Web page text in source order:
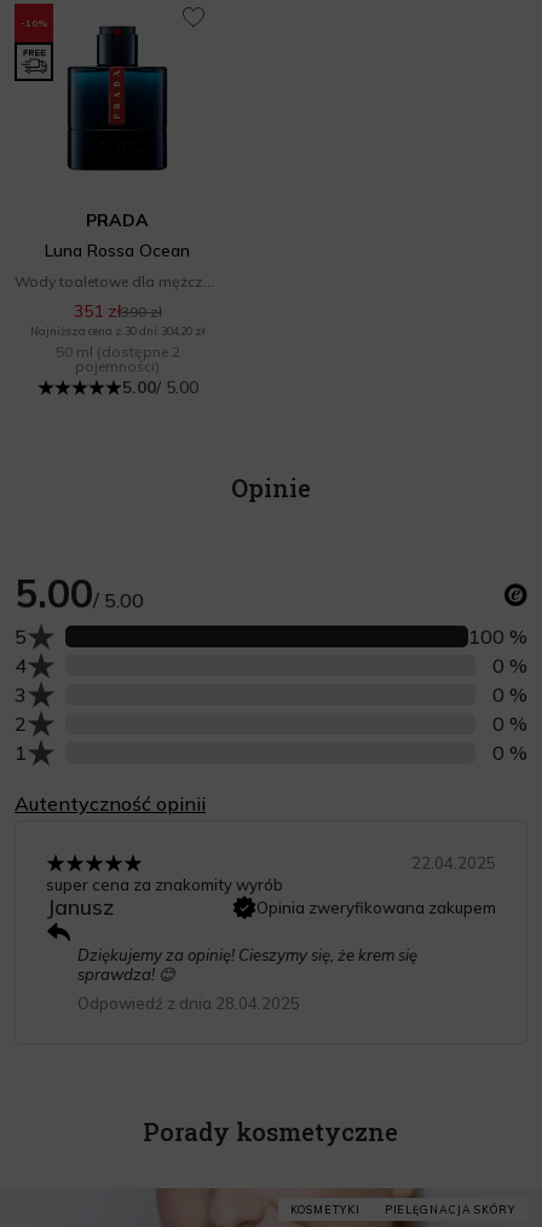
-10%
PRADA
Luna Rossa Ocean
351 zł390 zł
Najniższa cena z 30 dni: 304,20 zł
50 ml (dostępne 2
pojemności)
5.00/ 5.00
Opinie
5.00/ 5.00
Liczba opinii z oceną
1 0 %
Liczba opinii z oceną
2 0 %
Liczba opinii z oceną
3 0 %
Liczba opinii z oceną
4 0 %
Liczba opinii z oceną
5 100 %
Autentyczność opinii
22.04.2025
super cena za znakomity wyrób
Janusz Opinia zweryfikowana zakupem
Dziękujemy za opinię! Cieszymy się, że krem się
sprawdza! 😊
Odpowiedź z dnia 28.04.2025
Porady kosmetyczne
KOSMETYKI PIELĘGNACJA SKÓRY